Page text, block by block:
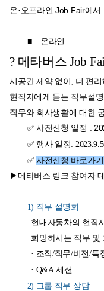
온·오프라인 Job Fair에
■ 온라인
? 메타버스 Job
시공간 제약 없이, 더 편
현직자에게 듣는 직무설
직무와 회사생활에 대한
✅ 사전신청 일정 :
✅ 행사 일정:
✅ 사전신청 바로가
▶메타버스 링크 참여자
1) 직무 설명회
현대자동차의 현직
희망하시는 직무 및
· 조직/직무/비전/특
· Q&A 세션
2) 그룹 직무 상담